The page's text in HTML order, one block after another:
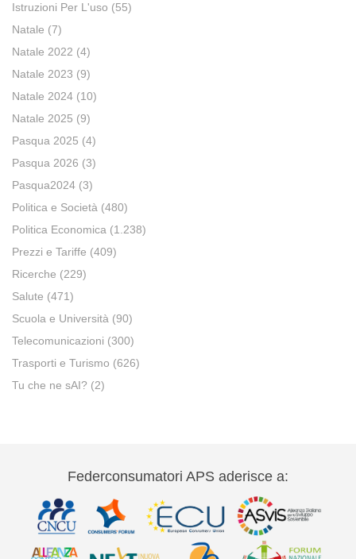
Istruzioni Per L'uso (55)
Natale (7)
Natale 2022 (4)
Natale 2023 (9)
Natale 2024 (10)
Natale 2025 (9)
Pasqua 2025 (4)
Pasqua 2026 (3)
Pasqua2024 (3)
Politica e Società (480)
Politica Economica (1.238)
Prezzi e Tariffe (409)
Ricerche (229)
Salute (471)
Scuola e Università (90)
Telecomunicazioni (300)
Trasporti e Turismo (626)
Tu che ne sAI? (2)
Federconsumatori APS aderisce a: